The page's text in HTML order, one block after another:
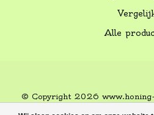
Alle
© Copyright 2026
Lightspeed-Lightspeed